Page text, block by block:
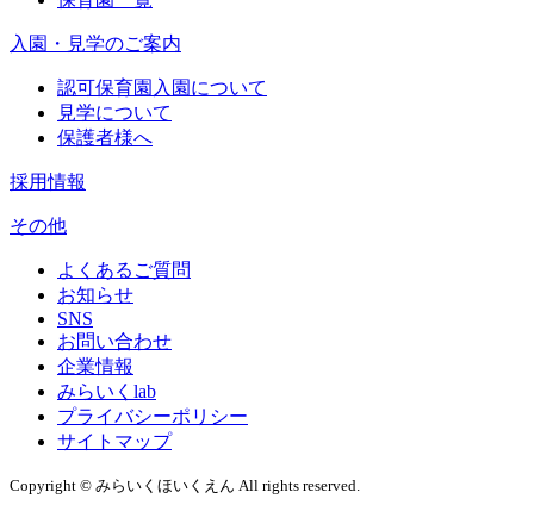
入園・見学のご案内
認可保育園入園について
見学について
保護者様へ
採用情報
その他
よくあるご質問
お知らせ
SNS
お問い合わせ
企業情報
みらいくlab
プライバシーポリシー
サイトマップ
Copyright © みらいくほいくえん All rights reserved.